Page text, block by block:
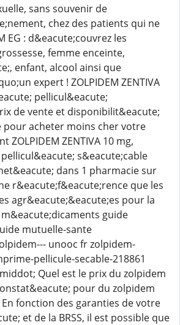
sans souvenir de
chez des patients qui ne
EG : d&eacute;couvrez les
femme enceinte,
enfant, alcool ainsi que
expert ! ZOLPIDEM ZENTIVA
pellicul&eacute;
de vente et disponibilit&eacute;
pour acheter moins cher votre
ZOLPIDEM ZENTIVA 10 mg,
s&eacute;cable
dans 1 pharmacie sur
r&eacute;f&eacute;rence que les
agr&eacute;&eacute;es pour la
guide
mutuelle-sante
unooc fr zolpidem-
pellicule-secable-218861
Quel est le prix du zolpidem
pour du zolpidem
fonction des garanties de votre
et de la BRSS, il est possible que